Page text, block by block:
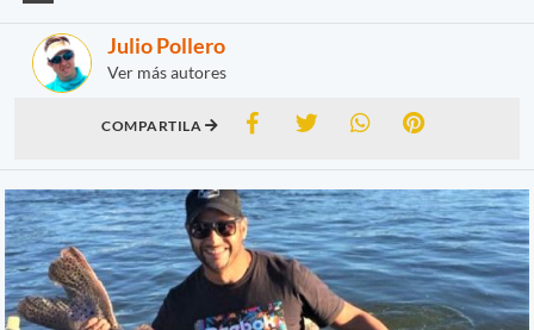
Julio Pollero
Ver más autores
COMPARTILA